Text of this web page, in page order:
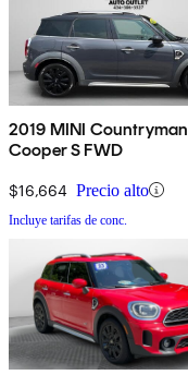
2019 MINI Countryman
Cooper S FWD
$16,664 Precio alto
Incluye tarifas de conc.